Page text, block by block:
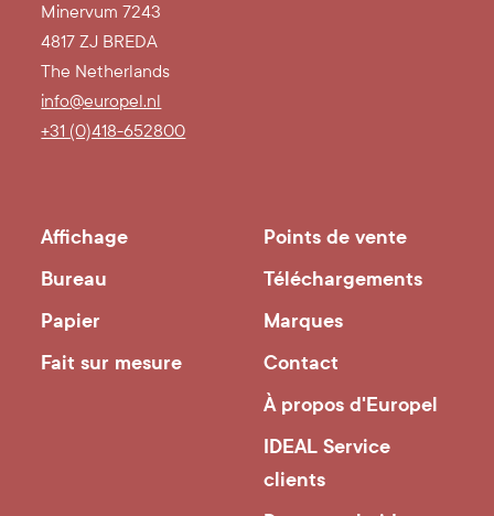
Minervum 7243
4817 ZJ BREDA
The Netherlands
info@europel.nl
+31 (0)418-652800
Affichage
Bureau
Papier
Fait sur mesure
Points de vente
Téléchargements
Marques
Contact
À propos d'Europel
IDEAL Service
clients